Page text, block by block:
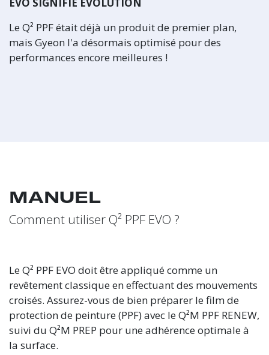
Le Q² PPF était déjà un produit de premier plan,
mais Gyeon l'a désormais optimisé pour des
performances encore meilleures !
MANUEL
Comment utiliser Q² PPF EVO ?
Le Q² PPF EVO doit être appliqué comme un
revêtement classique en effectuant des mouvements
croisés. Assurez-vous de bien préparer le film de
protection de peinture (PPF) avec le Q²M PPF RENEW,
suivi du Q²M PREP pour une adhérence optimale à
la surface.